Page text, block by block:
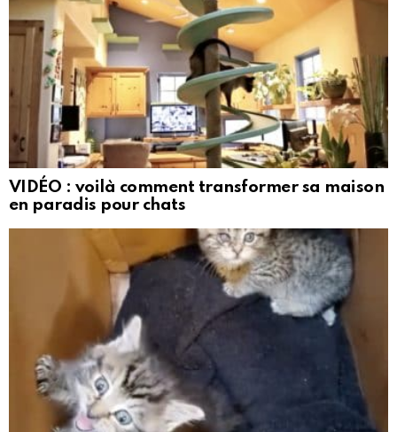
VIDÉO : voilà comment transformer sa maison
en paradis pour chats